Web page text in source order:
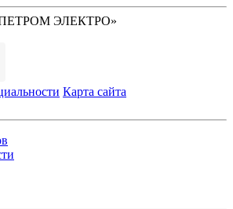
ЭЛЕКТРО»
Карта сайта